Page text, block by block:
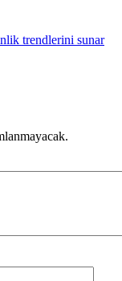
trendlerini sunar